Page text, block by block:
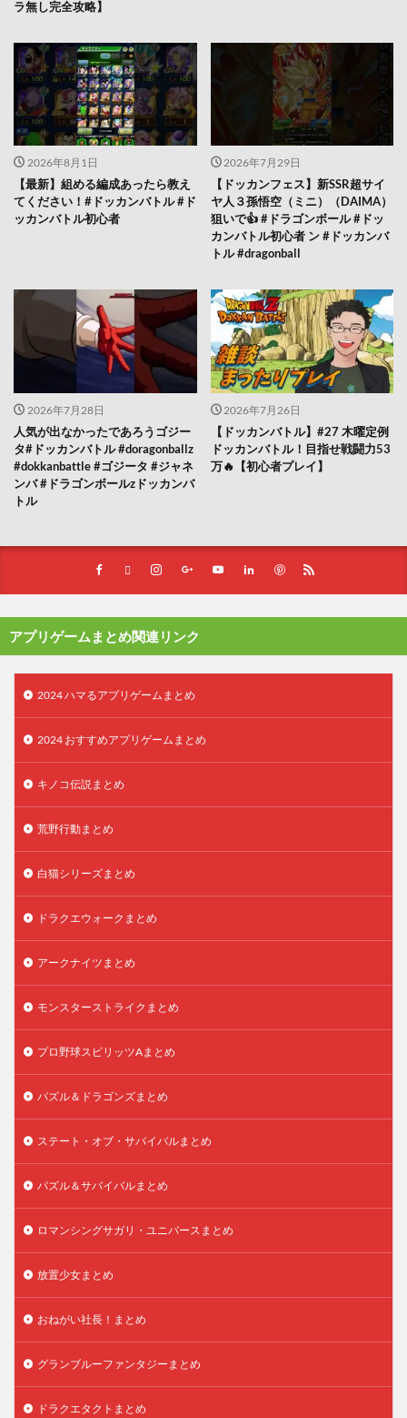
ラ無し完全攻略】
2026年8月1日
【最新】組める編成あったら教え
てください！#ドッカンバトル #ド
ッカンバトル初心者
2026年7月29日
【ドッカンフェス】新SSR超サイ
ヤ人３孫悟空（ミニ）（DAIMA）
狙いで👍 #ドラゴンボール #ドッ
カンバトル初心者 ン #ドッカンバ
トル #dragonball
2026年7月28日
人気が出なかったであろうゴジー
タ#ドッカンバトル #doragonballz
#dokkanbattle #ゴジータ #ジャネ
ンバ #ドラゴンボールzドッカンバ
トル
2026年7月26日
【ドッカンバトル】#27 木曜定例
ドッカンバトル！目指せ戦闘力53
万🔥【初心者プレイ】
アプリゲームまとめ関連リンク
2024 ハマるアプリゲームまとめ
2024 おすすめアプリゲームまとめ
キノコ伝説まとめ
荒野行動まとめ
白猫シリーズまとめ
ドラクエウォークまとめ
アークナイツまとめ
モンスターストライクまとめ
プロ野球スピリッツAまとめ
パズル＆ドラゴンズまとめ
ステート・オブ・サバイバルまとめ
パズル＆サバイバルまとめ
ロマンシングサガリ・ユニバースまとめ
放置少女まとめ
おねがい社長！まとめ
グランブルーファンタジーまとめ
ドラクエタクトまとめ